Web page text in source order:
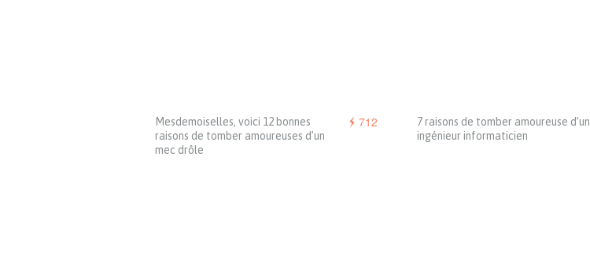
712
Mesdemoiselles, voici 12 bonnes
raisons de tomber amoureuses d’un
mec drôle
7 raisons de tomber amoureuse d’un
ingénieur informaticien